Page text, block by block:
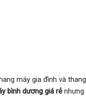
máy gia đình và thang
bình dương giá rẻ nhưng